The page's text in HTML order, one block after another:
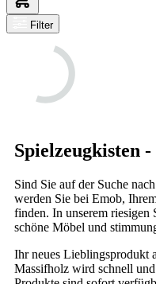
Filter
Spielzeugkisten
Sind Sie auf der Suche
werden Sie bei Emob,
finden. In unserem riesigen
schöne Möbel und
Ihr neues Lieblingsprodukt
Massifholz wird schnell